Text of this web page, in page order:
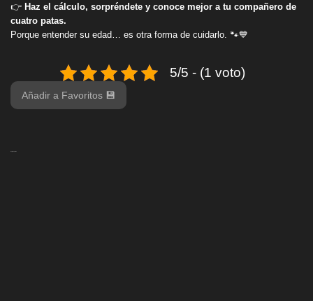
👉 Haz el cálculo, sorpréndete y conoce mejor a tu compañero de
cuatro patas.
Porque entender su edad… es otra forma de cuidarlo. 🐾💙
5/5 - (1 voto)
Añadir a Favoritos 💾